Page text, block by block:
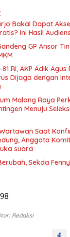
Bakal Dapat
Ini Hasil
GP Ansor
RI, AKP Adik Agus
Dijaga dengan
Malang Raya
Menuju Seleksi
Saat
Anggota
suara
Sekda
Redaksi